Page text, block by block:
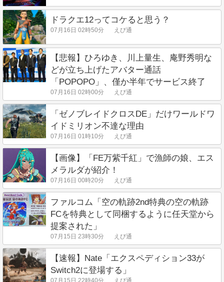
ドラクエ12ってコケると思う？
07月16日 02時50分 えび通
【悲報】ひろゆき、川上量生、庵野秀明な
どが立ち上げたアバター通話
「POPOPO」、僅か半年でサービス終了
07月16日 02時00分 えび通
「ゼノブレイドクロスDE」だけワールドワ
イドミリオン不達な理由
07月16日 01時10分 えび通
【画像】「FE万紫千紅」で漁師の娘、エス
メラルダが紹介！
07月16日 00時20分 えび通
ファルコム「空の軌跡2nd特典の空の軌跡
FCを特典として同梱するように任天堂から
提案された」
07月15日 23時30分 えび通
【速報】Nate「エクスペディション33が
Switch2に登場する」
07月15日 22時40分 えび通